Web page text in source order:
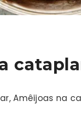
Amêijoas na